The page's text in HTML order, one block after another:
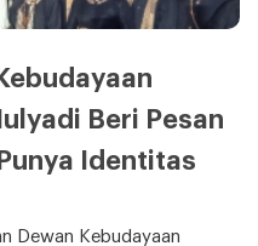
Beri Pesan
Identitas
Dewan Kebudayaan